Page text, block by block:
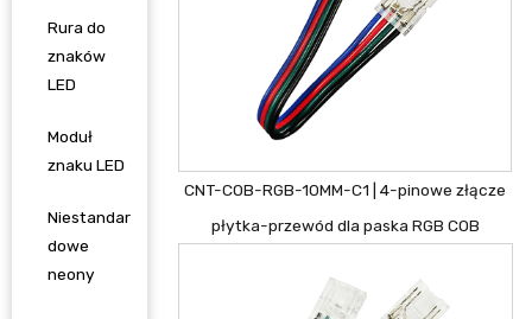
Rura do
znaków
LED
Moduł
znaku LED
Niestandar
dowe
neony
CNT-COB-RGB-10MM-C1 | 4-pinowe złącze
płytka-przewód dla paska RGB COB